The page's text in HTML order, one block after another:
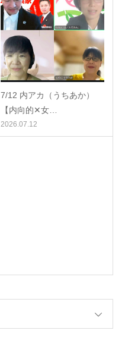
7/12 内アカ（うちあか）
【内向的✕女…
2026.07.12